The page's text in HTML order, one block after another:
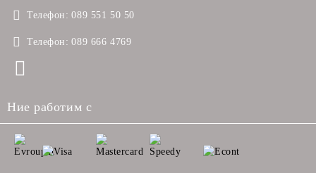
Телефон: 089 551 50 50
Телефон: 089 666 4769
Ние работим с